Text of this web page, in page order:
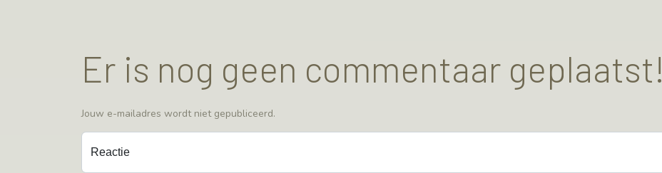
Er is nog geen commentaar geplaatst!
Jouw e-mailadres wordt niet gepubliceerd.
Reactie